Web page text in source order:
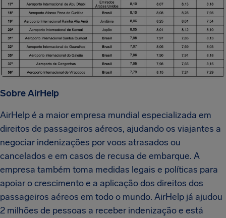
Sobre AirHelp
AirHelp é a maior empresa mundial especializada em
direitos de passageiros aéreos, ajudando os viajantes a
negociar indenizações por voos atrasados ou
cancelados e em casos de recusa de embarque. A
empresa também toma medidas legais e políticas para
apoiar o crescimento e a aplicação dos direitos dos
passageiros aéreos em todo o mundo. AirHelp já ajudou
2 milhões de pessoas a receber indenização e está